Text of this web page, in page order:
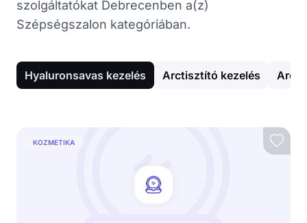
szolgáltatókat Debrecenben a(z)
Szépségszalon kategóriában.
Hyaluronsavas kezelés Arctisztító kezelés Arc
KOZMETIKA